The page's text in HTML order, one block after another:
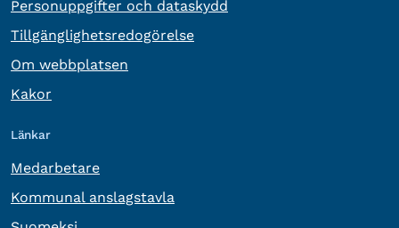
Personuppgifter och dataskydd
Tillgänglighetsredogörelse
Om webbplatsen
Kakor
Länkar
Medarbetare
Kommunal anslagstavla